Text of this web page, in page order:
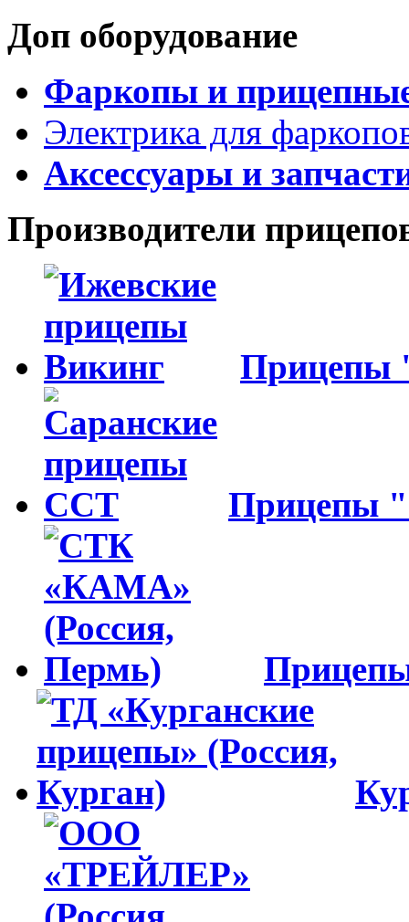
Доп оборудование
Фаркопы и
Электрика для
Аксессуары и
Производители
Прицепы